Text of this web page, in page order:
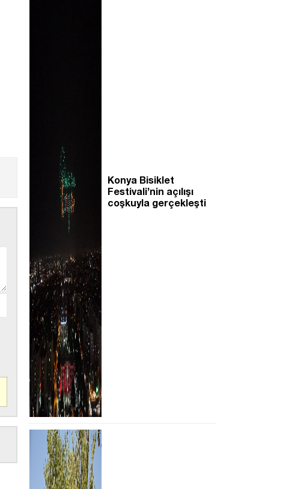
Konya Bisiklet
Festivali’nin açılışı
coşkuyla gerçekleşti